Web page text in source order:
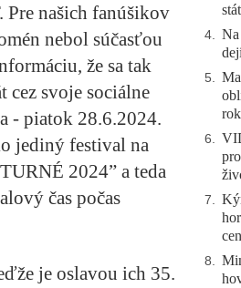
Pre našich fanúšikov
nebol súčasťou
že sa tak
cez svoje sociálne
- piatok 28.6.2024.
jediný festival na
2024” a teda
čas počas
je oslavou ich 35.
4.
5.
6.
7.
8.